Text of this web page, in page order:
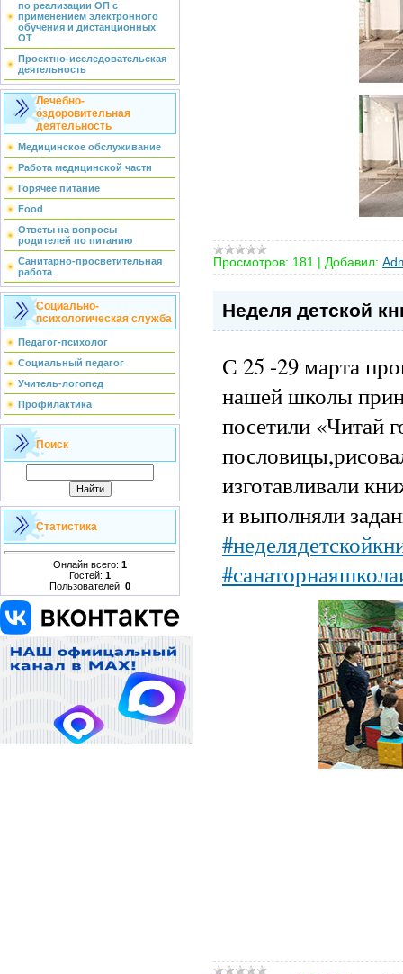
по реализации ОП с
применением электронного
обучения и дистанционных
ОТ
Проектно-исследовательская
деятельность
Лечебно-
оздоровительная
деятельность
Медицинское обслуживание
Работа медицинской части
Горячее питание
Food
Ответы на вопросы
родителей по питанию
Санитарно-просветительная
работа
Социально-
психологическая служба
Педагог-психолог
Социальный педагог
Учитель-логопед
Профилактика
Поиск
Статистика
Онлайн всего: 1
Гостей: 1
Пользователей: 0
Просмотров: 181 | Добавил:
Неделя детской
С 25 -29 марта
нашей школы
посетили «Читай
изготавливали
и выполняли